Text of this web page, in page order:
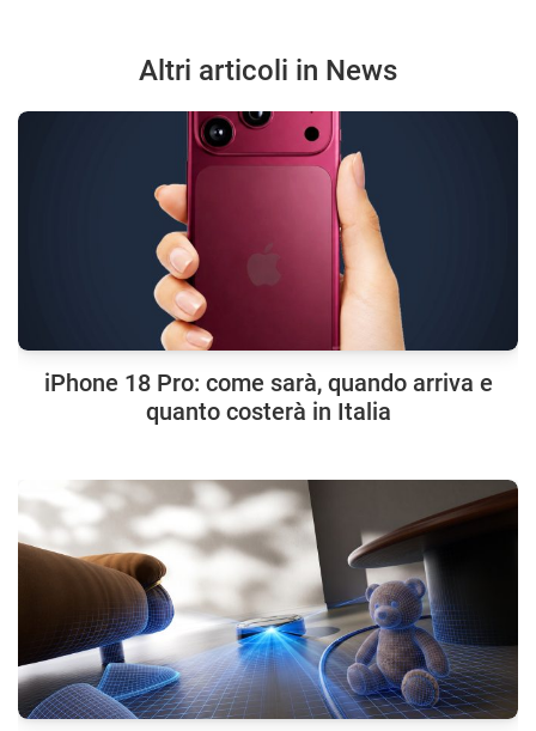
Altri articoli in News
iPhone 18 Pro: come sarà, quando arriva e
quanto costerà in Italia